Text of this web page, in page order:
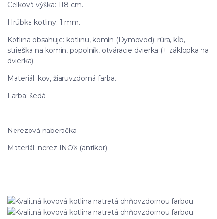
Celková výška: 118 cm.
Hrúbka kotliny: 1 mm.
Kotlina obsahuje: kotlinu, komín (Dymovod): rúra, kĺb,
strieška na komín, popolník, otváracie dvierka (+ záklopka na
dvierka).
Materiál: kov, žiaruvzdorná farba.
Farba: šedá.
Nerezová naberačka.
Materiál: nerez INOX (antikor).